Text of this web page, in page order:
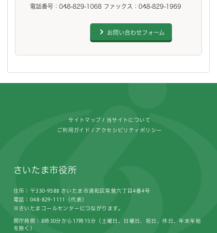
電話番号：048-829-1068 ファックス：048-829-1969
お問い合わせフォーム
サイトマップ 当サイトについて
ご利用ガイド アクセシビリティポリシー
さいたま市役所
住所：〒330-9588 さいたま市浦和区常盤六丁目4番4号
電話：048-829-1111（代表）
※さいたまコールセンターにつながります。
開庁時間：8時30分から17時15分（土曜日、日曜日、祝日、休日、年末年始
を除く）